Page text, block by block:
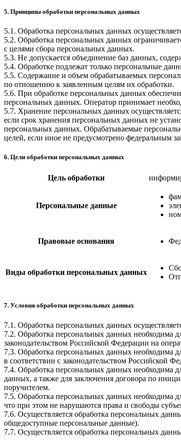
5. Принципы обработки персональных данных
5.1. Обработка персональных данных
5.2. Обработка персональных данных
с целями сбора персональных данных.
5.3. Не допускается объединение баз данных,
5.4. Обработке подлежат только персональные
5.5. Содержание и объем обрабатываемых
по отношению к заявленным целям их обработки.
5.6. При обработке персональных данных
персональных данных. Оператор принимает
5.7. Хранение персональных данных
если срок хранения персональных данных не
персональных данных. Обрабатываемые
целей, если иное не предусмотрено федеральным
6. Цели обработки персональных данных
Цель обработки
Персональные данные
Правовые основания
Виды обработки персональных данных
7. Условия обработки персональных данных
7.1. Обработка персональных данных
7.2. Обработка персональных данных необходима
законодательством Российской Федерации на
7.3. Обработка персональных данных необходима
в соответствии с законодательством Российской
7.4. Обработка персональных данных необходима
данных, а также для заключения договора по
поручителем.
7.5. Обработка персональных данных необходима
что при этом не нарушаются права и свободы
7.6. Осуществляется обработка персональных
общедоступные персональные данные).
7.7. Осуществляется обработка персональных